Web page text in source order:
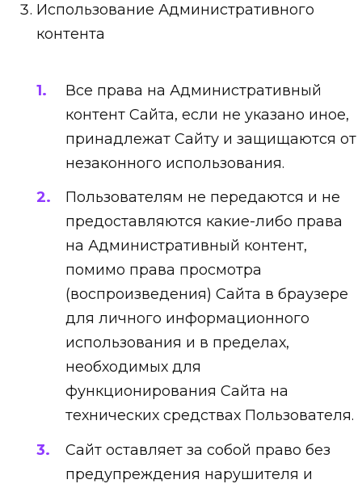
Использование Административного
контента
Все права на Административный
контент Сайта, если не указано иное,
принадлежат Сайту и защищаются от
незаконного использования.
Пользователям не передаются и не
предоставляются какие-либо права
на Административный контент,
помимо права просмотра
(воспроизведения) Сайта в браузере
для личного информационного
использования и в пределах,
необходимых для
функционирования Сайта на
технических средствах Пользователя.
Сайт оставляет за собой право без
предупреждения нарушителя и